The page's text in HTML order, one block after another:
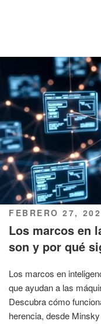
PUBLICADO
EL
FEBRERO 27,
Los marcos en
son y por qué
Los marcos en
que ayudan a las
Descubra cómo
herencia, desde